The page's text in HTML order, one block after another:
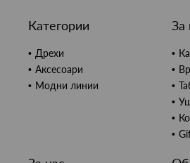
Категории
Дрехи
Аксесоари
Модни линии
За